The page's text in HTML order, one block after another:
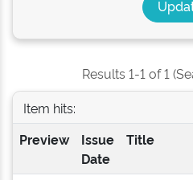
Results 1-1 of 1
Item hits:
Preview
Issue
Date
Title